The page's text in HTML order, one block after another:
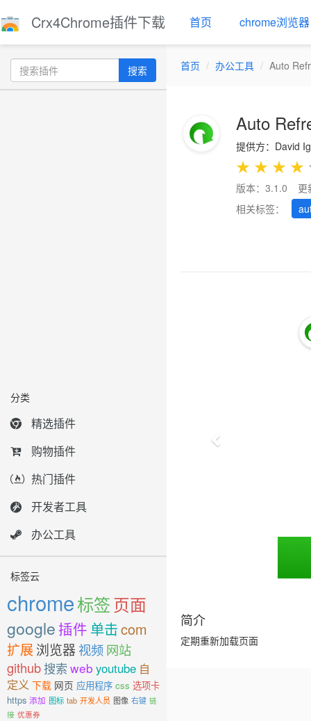
Crx4Chrome插件下载 首页 chrome浏览器
搜索
分类
精选插件
购物插件
热门插件
开发者工具
办公工具
标签云
chrome标签页面
google 插件 单击com
扩展浏览器 视频网站
github搜索web youtube 自
定义 下载 网页 应用程序 css 选项卡
https 添加 图标 tab 开发人员 图像 右键 链
接 优惠券
首页 办公工具 Auto
Auto
提供方：David
★ ★ ★ ★
版本：3.1.0
更
相关标签：
简介
定期重新加载页面